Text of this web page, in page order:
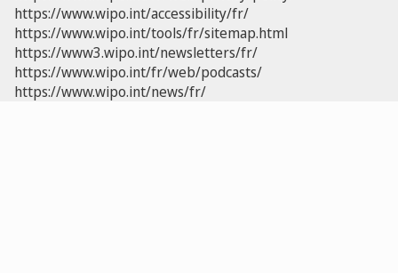
https://www.wipo.int/accessibility/fr/
https://www.wipo.int/tools/fr/sitemap.html
https://www3.wipo.int/newsletters/fr/
https://www.wipo.int/fr/web/podcasts/
https://www.wipo.int/news/fr/